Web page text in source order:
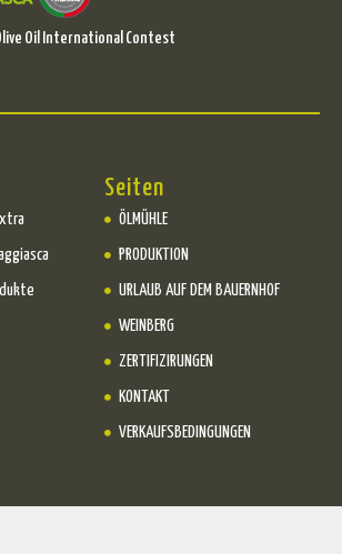
Oil International Contest
Seiten
ÖLMÜHLE
PRODUKTION
URLAUB AUF DEM BAUERNHOF
WEINBERG
ZERTIFIZIRUNGEN
KONTAKT
VERKAUFSBEDINGUNGEN